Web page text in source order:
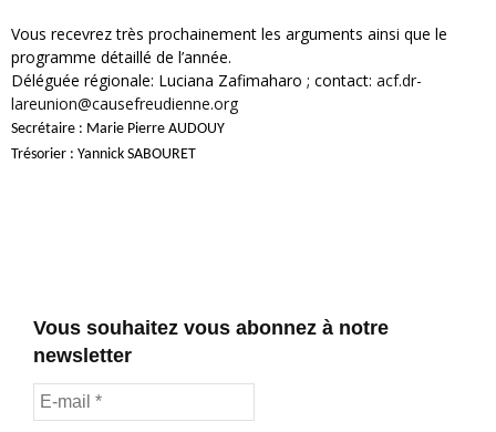
Vous recevrez très prochainement les arguments ainsi que le
programme détaillé de l’année.
Déléguée régionale: Luciana Zafimaharo ; contact: acf.dr-
lareunion@causefreudienne.org
Secrétaire : Marie Pierre AUDOUY
Trésorier : Yannick SABOURET
Vous souhaitez vous abonnez à notre
newsletter